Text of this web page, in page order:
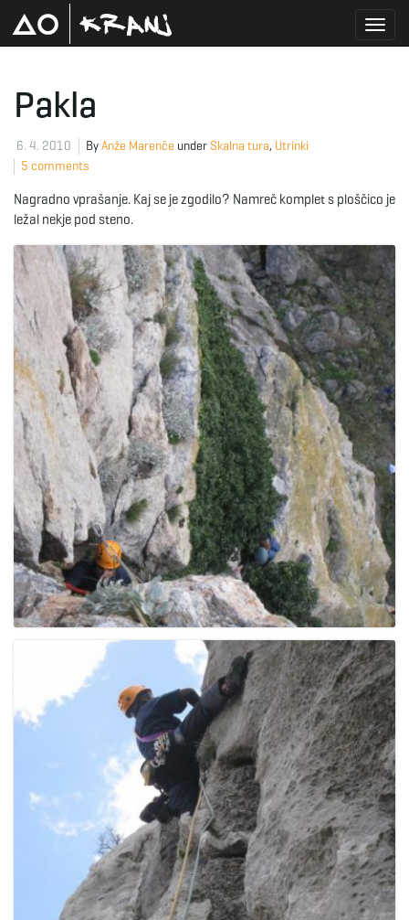
g
l
e
n
a
v
i
g
a
Pakla
6. 4. 2010 ByAnže Marenče under Skalna tura, Utrinki
5 comments
Nagradno vprašanje. Kaj se je zgodilo? Namreč komplet s ploščico je
ležal nekje pod steno.